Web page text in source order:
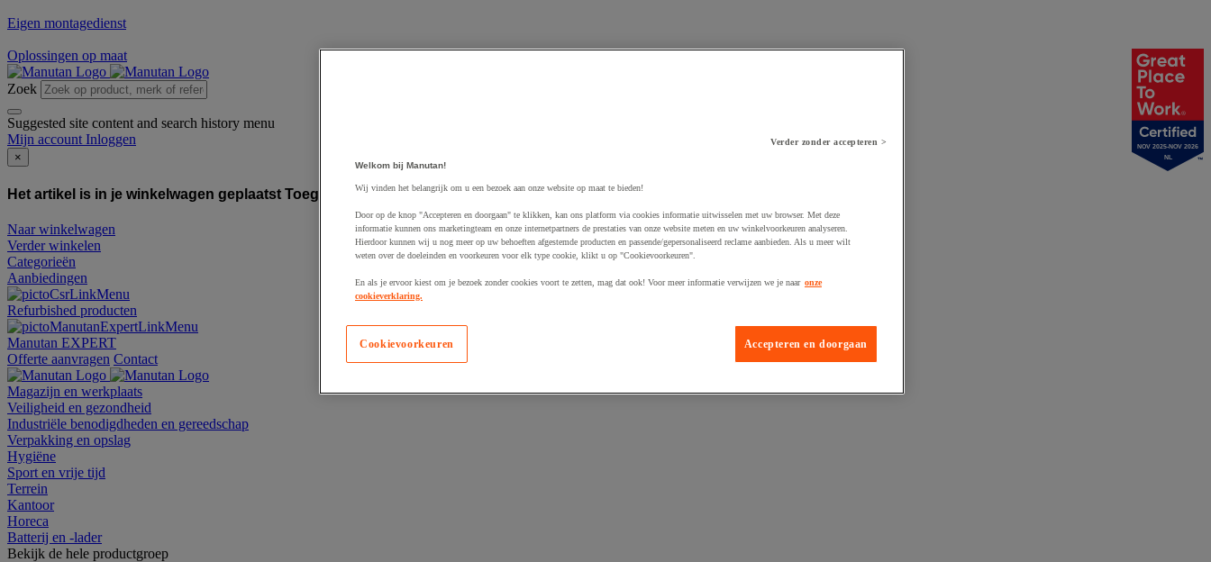
Eigen montagedienst
Oplossingen op maat
Zoek
Suggested site content and search history menu
Mijn account Inloggen
×
Het artikel is in je winkelwagen geplaatst Toegevoegd aan winkelwagen
Naar winkelwagen
Verder winkelen
Categorieën
Aanbiedingen
Refurbished producten
Manutan EXPERT
Offerte aanvragen Contact
Magazijn en werkplaats
Veiligheid en gezondheid
Industriële benodigdheden en gereedschap
Verpakking en opslag
Hygiëne
Sport en vrije tijd
Terrein
Kantoor
Horeca
Batterij en -lader
Bekijk de hele productgroep
NOV 2025-NOV 2026
NL
Verder zonder accepteren >
Welkom bij Manutan!
Wij vinden het belangrijk om u een bezoek aan onze website op maat te bieden!
Door op de knop "Accepteren en doorgaan" te klikken, kan ons platform via cookies informatie uitwisselen met uw browser. Met deze
informatie kunnen ons marketingteam en onze internetpartners de prestaties van onze website meten en uw winkelvoorkeuren analyseren.
Hierdoor kunnen wij u nog meer op uw behoeften afgestemde producten en passende/gepersonaliseerd reclame aanbieden. Als u meer wilt
weten over de doeleinden en voorkeuren voor elk type cookie, klikt u op "Cookievoorkeuren".
En als je ervoor kiest om je bezoek zonder cookies voort te zetten, mag dat ook! Voor meer informatie verwijzen we je naar onze
cookieverklaring.
Accepteren en doorgaan
Cookievoorkeuren